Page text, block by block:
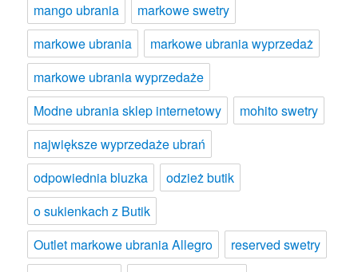
mango ubrania
markowe swetry
markowe ubrania
markowe ubrania wyprzedaż
markowe ubrania wyprzedaże
Modne ubrania sklep internetowy
mohito swetry
największe wyprzedaże ubrań
odpowiednia bluzka
odzież butik
o sukienkach z Butik
Outlet markowe ubrania Allegro
reserved swetry